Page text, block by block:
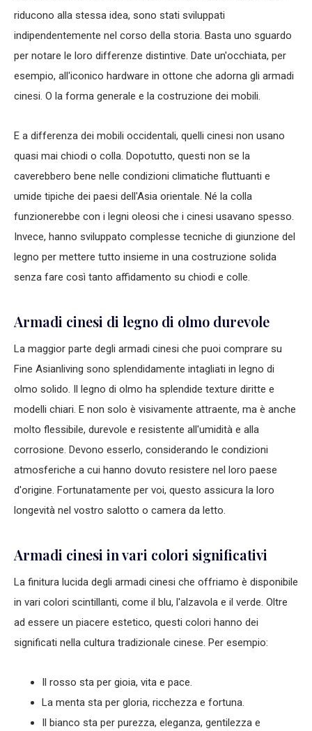
riducono alla stessa idea, sono stati sviluppati
indipendentemente nel corso della storia. Basta uno sguardo
per notare le loro differenze distintive. Date un'occhiata, per
esempio, all'iconico hardware in ottone che adorna gli armadi
cinesi. O la forma generale e la costruzione dei mobili.
E a differenza dei mobili occidentali, quelli cinesi non usano
quasi mai chiodi o colla. Dopotutto, questi non se la
caverebbero bene nelle condizioni climatiche fluttuanti e
umide tipiche dei paesi dell'Asia orientale. Né la colla
funzionerebbe con i legni oleosi che i cinesi usavano spesso.
Invece, hanno sviluppato complesse tecniche di giunzione del
legno per mettere tutto insieme in una costruzione solida
senza fare così tanto affidamento su chiodi e colle.
Armadi cinesi di legno di olmo durevole
La maggior parte degli armadi cinesi che puoi comprare su
Fine Asianliving sono splendidamente intagliati in legno di
olmo solido. Il legno di olmo ha splendide texture diritte e
modelli chiari. E non solo è visivamente attraente, ma è anche
molto flessibile, durevole e resistente all'umidità e alla
corrosione. Devono esserlo, considerando le condizioni
atmosferiche a cui hanno dovuto resistere nel loro paese
d'origine. Fortunatamente per voi, questo assicura la loro
longevità nel vostro salotto o camera da letto.
Armadi cinesi in vari colori significativi
La finitura lucida degli armadi cinesi che offriamo è disponibile
in vari colori scintillanti, come il blu, l'alzavola e il verde. Oltre
ad essere un piacere estetico, questi colori hanno dei
significati nella cultura tradizionale cinese. Per esempio:
Il rosso sta per gioia, vita e pace.
La menta sta per gloria, ricchezza e fortuna.
Il bianco sta per purezza, eleganza, gentilezza e